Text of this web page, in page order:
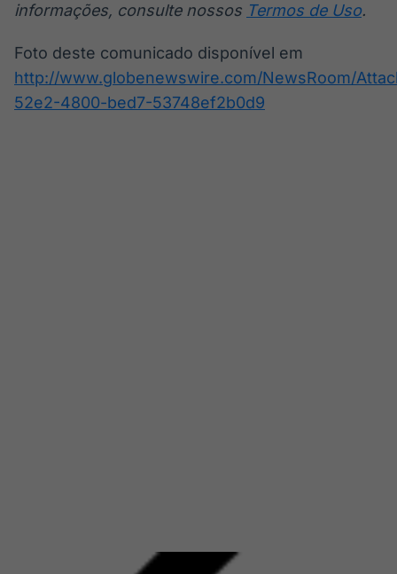
informações, consulte nossos Termos de Uso.
Foto deste comunicado disponível em
http://www.globenewswire.com/NewsRoom/
52e2-4800-bed7-53748ef2b0d9